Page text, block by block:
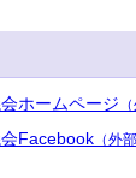
ホームページ
Facebook （外